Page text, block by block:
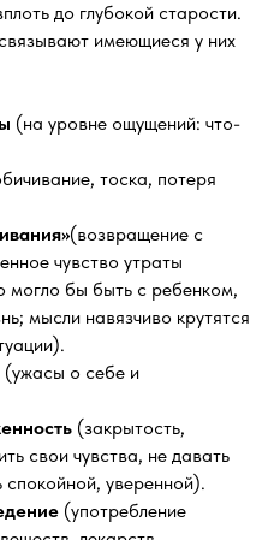
до глубокой старости.
имеющиеся у них
(на уровне ощущений: что-
тоска, потеря
(возвращение с
чувство утраты
могло бы быть с ребенком,
мысли навязчиво крутятся
(ужасы о себе и
(закрытость,
свои чувства, не давать
уверенной).
(употребление